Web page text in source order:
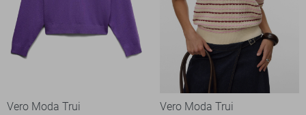
Vero Moda Trui
Vero Moda Trui